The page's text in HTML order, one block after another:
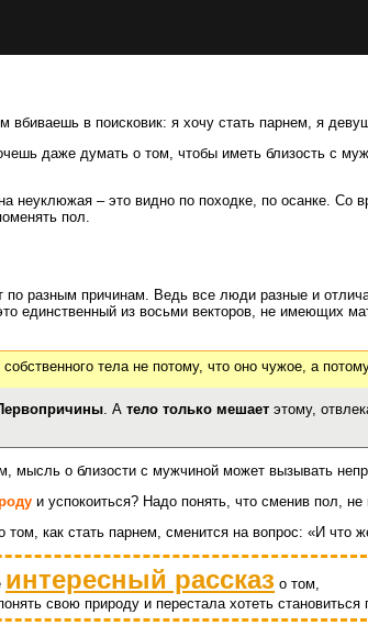
вбиваешь в поисковик: я хочу стать парнем, я
даже думать о том, чтобы иметь близость с
– это видно по походке, по осанке. Со
пол.
по разным причинам. Ведь все люди разные и
единственный из восьми векторов, не имеющих
тела не потому, что оно чужое, а
. А тело только мешает этому,
мысль о близости с мужчиной может вызывать
и успокоиться? Надо понять, что сменив пол, не
том, как стать парнем, сменится на вопрос: «И что
интересный рассказ о том,
свою природу и перестала хотеть становиться